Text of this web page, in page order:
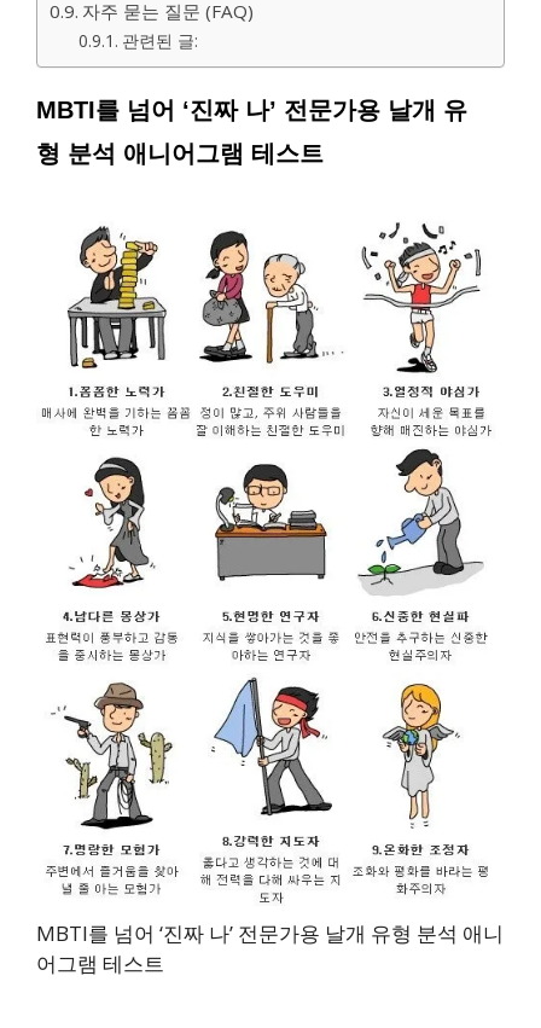
자주 묻는 질문 (FAQ)
관련된 글:
MBTI를 넘어 ‘진짜 나’ 전문가용 날개 유
형 분석 애니어그램 테스트
MBTI를 넘어 ‘진짜 나’ 전문가용 날개 유형 분석 애니
어그램 테스트